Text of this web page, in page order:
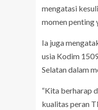
mengatasi
momen penting
Ia juga
usia Kodim
Selatan dalam
“Kita berharap
kualitas peran